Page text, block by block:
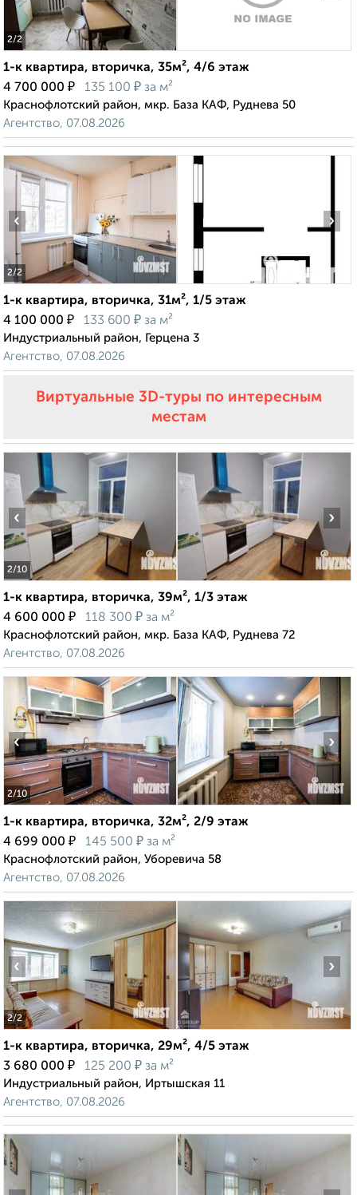
2/2
1-к квартира, вторичка, 35м², 4/6 этаж
4 700 000 ₽ 135 100 ₽ за м²
Краснофлотский район, мкр. База КАФ, Руднева 50
Агентство, 07.08.2026
2/2
‹ ›
1-к квартира, вторичка, 31м², 1/5 этаж
4 100 000 ₽ 133 600 ₽ за м²
Индустриальный район, Герцена 3
Агентство, 07.08.2026
Виртуальные 3D-туры по интересным
местам
2/10
‹ ›
1-к квартира, вторичка, 39м², 1/3 этаж
4 600 000 ₽ 118 300 ₽ за м²
Краснофлотский район, мкр. База КАФ, Руднева 72
Агентство, 07.08.2026
2/10
‹ ›
1-к квартира, вторичка, 32м², 2/9 этаж
4 699 000 ₽ 145 500 ₽ за м²
Краснофлотский район, Уборевича 58
Агентство, 07.08.2026
2/2
‹ ›
1-к квартира, вторичка, 29м², 4/5 этаж
3 680 000 ₽ 125 200 ₽ за м²
Индустриальный район, Иртышская 11
Агентство, 07.08.2026